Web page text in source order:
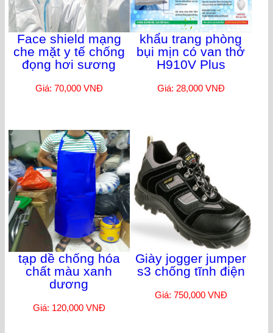
Face shield mạng
che mặt y tế chống
đọng hơi sương
Giá: 70,000 VNĐ
khẩu trang phòng
bụi mịn có van thở
H910V Plus
Giá: 28,000 VNĐ
tạp dề chống hóa
chất màu xanh
dương
Giá: 120,000 VNĐ
Giày jogger jumper
s3 chống tĩnh điện
Giá: 750,000 VNĐ